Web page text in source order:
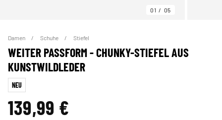
01 05
Damen Schuhe Stiefel
WEITER PASSFORM - CHUNKY-STIEFEL AUS
KUNSTWILDLEDER
NEU
139,99 €